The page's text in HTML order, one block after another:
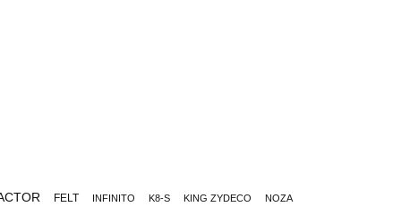
FELT INFINITO K8-S KING ZYDECO NOZA